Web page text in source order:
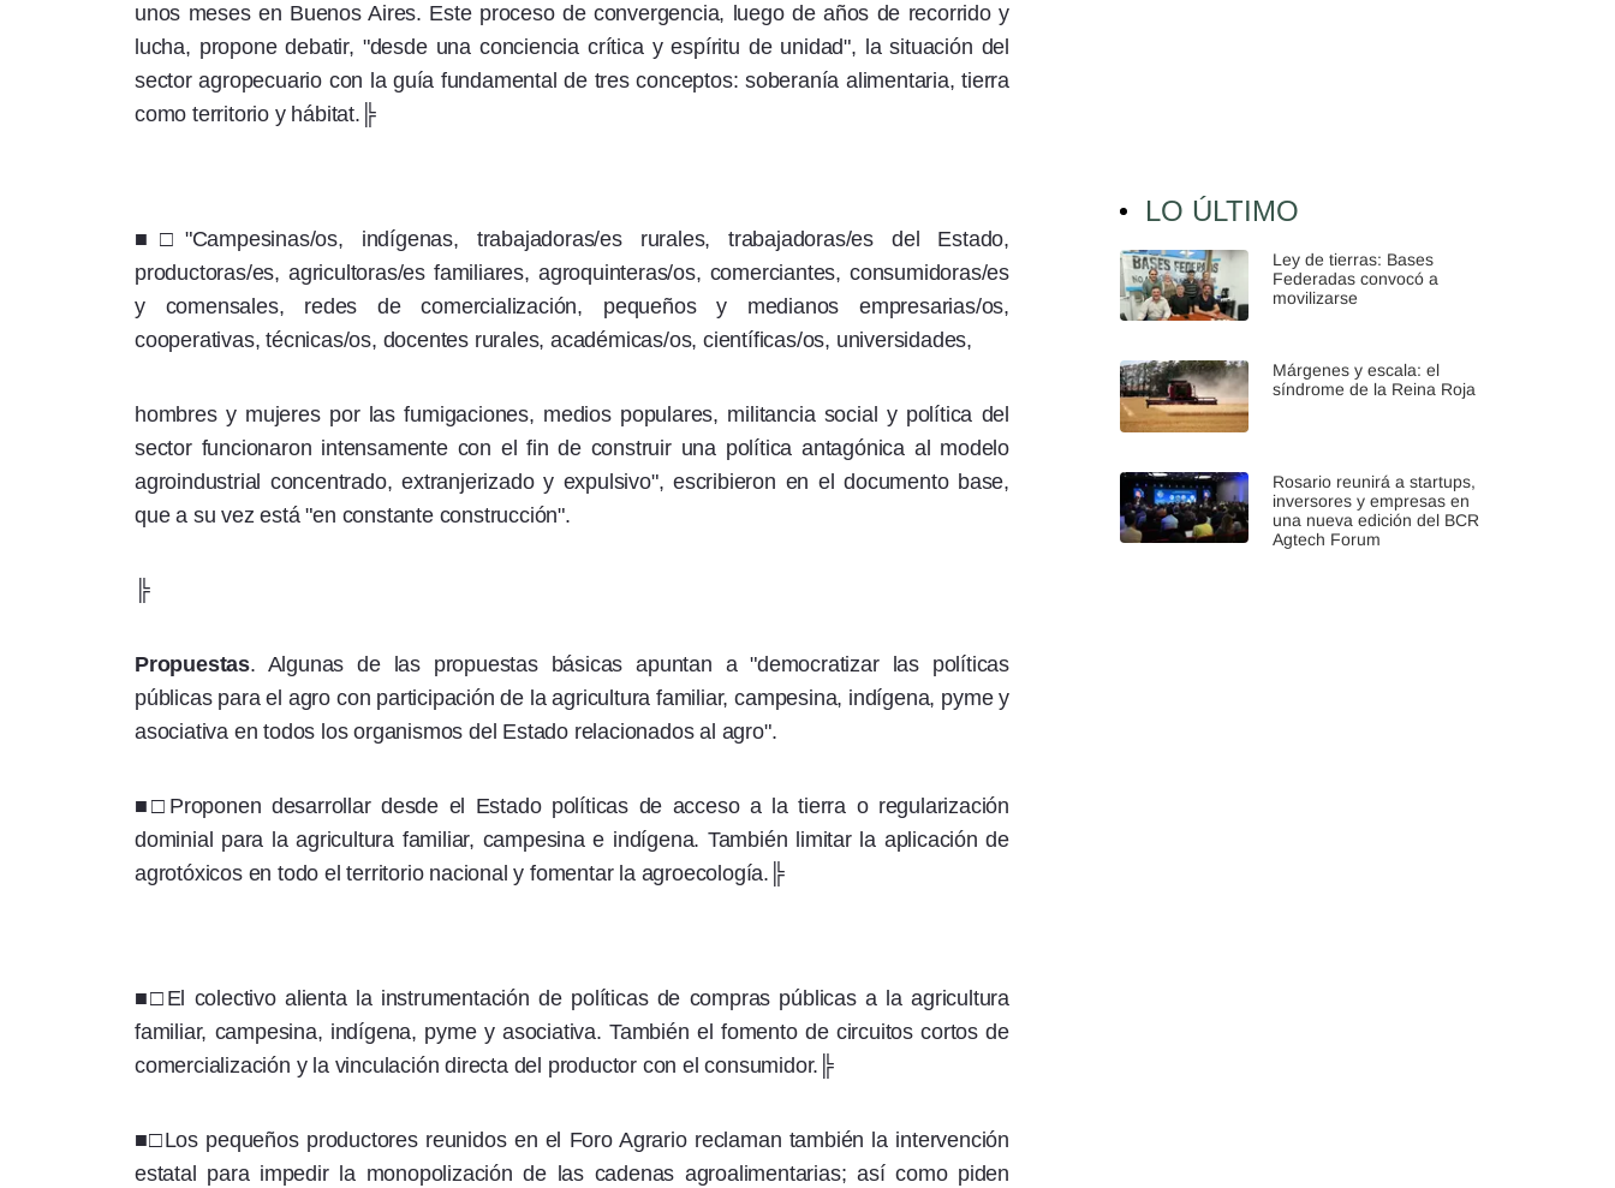
unos meses en Buenos Aires. Este proceso de convergencia, luego de años de recorrido y
lucha, propone debatir, "desde una conciencia crítica y espíritu de unidad", la situación del
sector agropecuario con la guía fundamental de tres conceptos: soberanía alimentaria, tierra
como territorio y hábitat.╠
■□"Campesinas/os, indígenas, trabajadoras/es rurales, trabajadoras/es del Estado,
productoras/es, agricultoras/es familiares, agroquinteras/os, comerciantes, consumidoras/es
y comensales, redes de comercialización, pequeños y medianos empresarias/os,
cooperativas, técnicas/os, docentes rurales, académicas/os, científicas/os, universidades,
hombres y mujeres por las fumigaciones, medios populares, militancia social y política del
sector funcionaron intensamente con el fin de construir una política antagónica al modelo
agroindustrial concentrado, extranjerizado y expulsivo", escribieron en el documento base,
que a su vez está "en constante construcción".
╠
Propuestas. Algunas de las propuestas básicas apuntan a "democratizar las políticas
públicas para el agro con participación de la agricultura familiar, campesina, indígena, pyme y
asociativa en todos los organismos del Estado relacionados al agro".
■□Proponen desarrollar desde el Estado políticas de acceso a la tierra o regularización
dominial para la agricultura familiar, campesina e indígena. También limitar la aplicación de
agrotóxicos en todo el territorio nacional y fomentar la agroecología.╠
■□El colectivo alienta la instrumentación de políticas de compras públicas a la agricultura
familiar, campesina, indígena, pyme y asociativa. También el fomento de circuitos cortos de
comercialización y la vinculación directa del productor con el consumidor.╠
■□Los pequeños productores reunidos en el Foro Agrario reclaman también la intervención
estatal para impedir la monopolización de las cadenas agroalimentarias; así como piden
LO ÚLTIMO
Ley de tierras: Bases
Federadas convocó a
movilizarse
Márgenes y escala: el
síndrome de la Reina Roja
Rosario reunirá a startups,
inversores y empresas en
una nueva edición del BCR
Agtech Forum